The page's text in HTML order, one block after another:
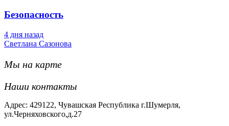
Безопасность
4 дня назад
Светлана Сазонова
Мы на карте
Наши контакты
Адрес: 429122, Чувашская Республика г.Шумерля,
ул.Черняховского,д.27